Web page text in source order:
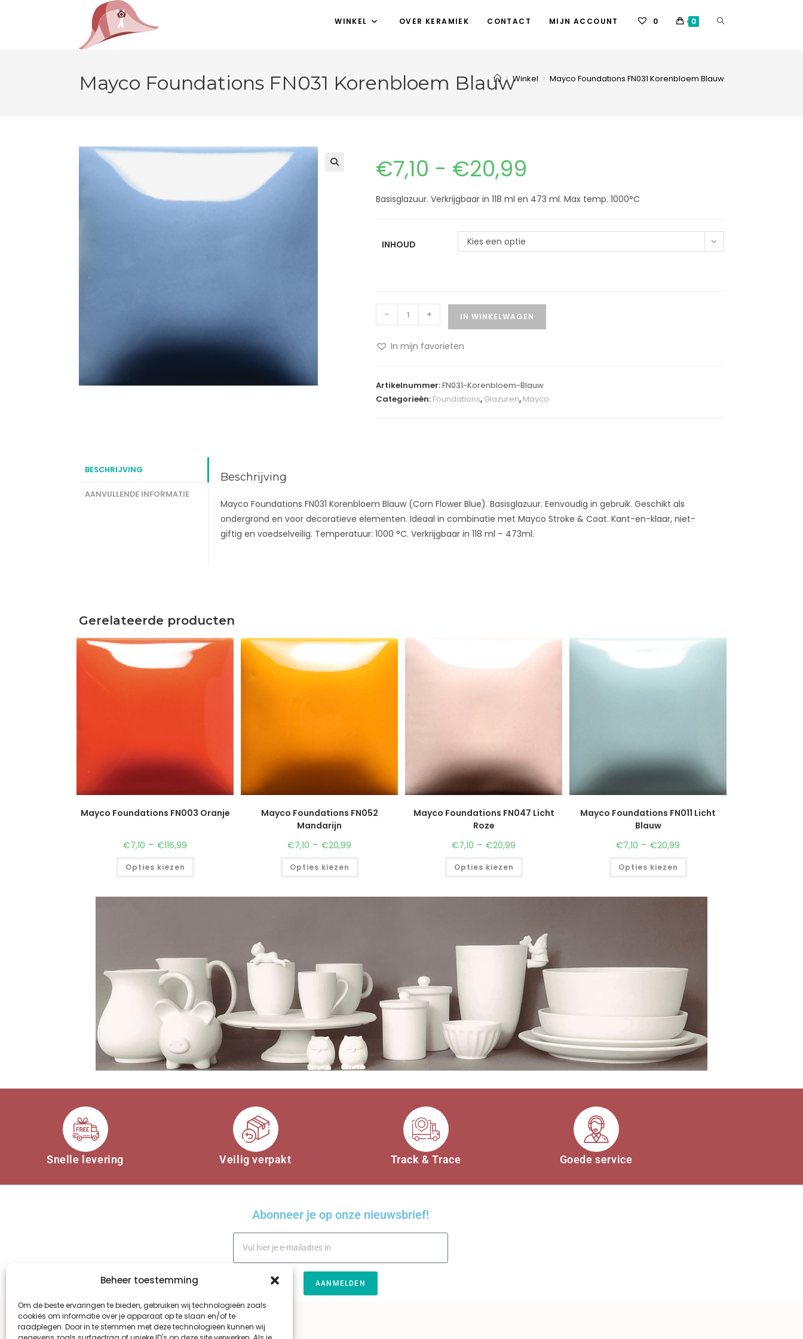
Beheer toestemming
Om de beste ervaringen te bieden, gebruiken wij technologieën zoals
cookies om informatie over je apparaat op te slaan en/of te
raadplegen. Door in te stemmen met deze technologieën kunnen wij
WINKEL OVER KERAMIEK CONTACT MIJN ACCOUNT 0 0
Mayco Foundations FN031 Korenbloem Blauw
> Winkel > Mayco Foundations FN031 Korenbloem Blauw
€7,10 - €20,99
Basisglazuur. Verkrijgbaar in 118 ml en 473 ml. Max temp. 1000°C
INHOUD Kies een optie
- + IN WINKELWAGEN
In mijn favorieten
t
e
:
Artikelnummer:FN031-Korenbloem-Blauw
Categorieën: Foundations, Glazuren, Mayco
BESCHRIJVING
AANVULLENDE INFORMATIE
Beschrijving
Mayco Foundations FN031 Korenbloem Blauw (Corn Flower Blue). Basisglazuur. Eenvoudig in gebruik. Geschikt als
ondergrond en voor decoratieve elementen. Ideaal in combinatie met Mayco Stroke & Coat. Kant-en-klaar, niet-
giftig en voedselveilig. Temperatuur: 1000 °C. Verkrijgbaar in 118 ml – 473ml.
Gerelateerde producten
Mayco Foundations FN003 Oranje
€7,10 - €116,99
Opties kiezen
Mayco Foundations FN052
Mandarijn
€7,10 - €20,99
Opties kiezen
Mayco Foundations FN047 Licht
Roze
€7,10 - €20,99
Opties kiezen
Mayco Foundations FN011 Licht
Blauw
€7,10 - €20,99
Opties kiezen
Snelle levering Veilig verpakt Track & Trace Goede service
Abonneer je op onze nieuwsbrief!
AANMELDEN
A
l
t